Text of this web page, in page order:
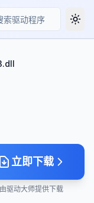
立即下载
由驱动大师提供下载